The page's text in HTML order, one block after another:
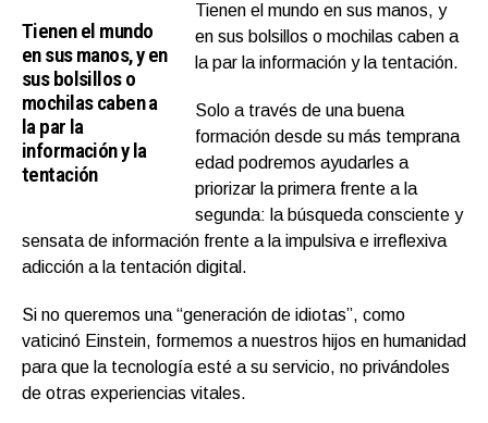
Tienen el mundo
en sus manos, y en
sus bolsillos o
mochilas caben a
la par la
información y la
tentación
Tienen el mundo en sus manos, y
en sus bolsillos o mochilas caben a
la par la información y la tentación.
Solo a través de una buena
formación desde su más temprana
edad podremos ayudarles a
priorizar la primera frente a la
segunda: la búsqueda consciente y
sensata de información frente a la impulsiva e irreflexiva
adicción a la tentación digital.
Si no queremos una “generación de idiotas”, como
vaticinó Einstein, formemos a nuestros hijos en humanidad
para que la tecnología esté a su servicio, no privándoles
de otras experiencias vitales.